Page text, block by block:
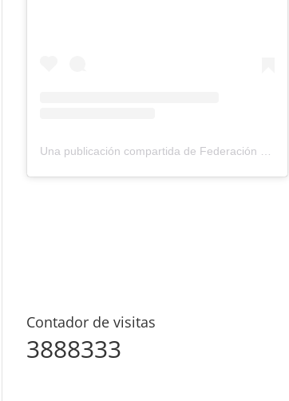
Contador de visitas
3888333